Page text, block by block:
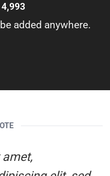
4,999
added anywhere.